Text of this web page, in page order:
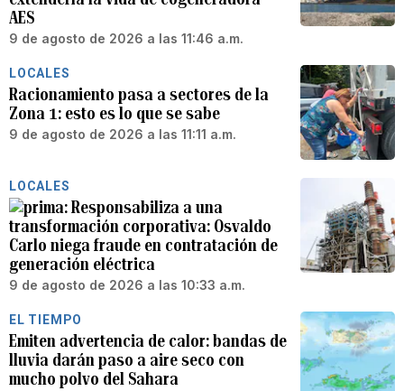
AES
9 de agosto de 2026 a las 11:46 a.m.
LOCALES
Racionamiento pasa a sectores de la
Zona 1: esto es lo que se sabe
9 de agosto de 2026 a las 11:11 a.m.
LOCALES
Responsabiliza a una
transformación corporativa: Osvaldo
Carlo niega fraude en contratación de
generación eléctrica
9 de agosto de 2026 a las 10:33 a.m.
EL TIEMPO
Emiten advertencia de calor: bandas de
lluvia darán paso a aire seco con
mucho polvo del Sahara